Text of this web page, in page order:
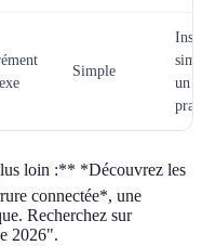
Simple
un
loin :** *Découvrez les
connectée*, une
Recherchez sur
2026".